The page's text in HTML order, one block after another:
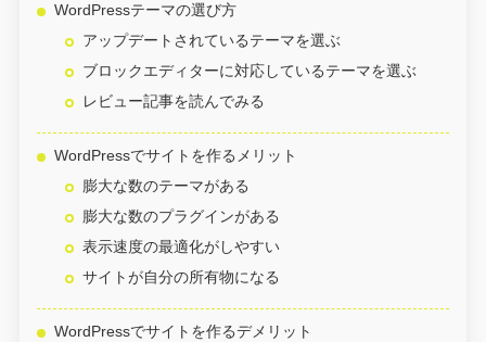
WordPressテーマの選び方
アップデートされているテーマを選ぶ
ブロックエディターに対応しているテーマを選ぶ
レビュー記事を読んでみる
WordPressでサイトを作るメリット
膨大な数のテーマがある
膨大な数のプラグインがある
表示速度の最適化がしやすい
サイトが自分の所有物になる
WordPressでサイトを作るデメリット